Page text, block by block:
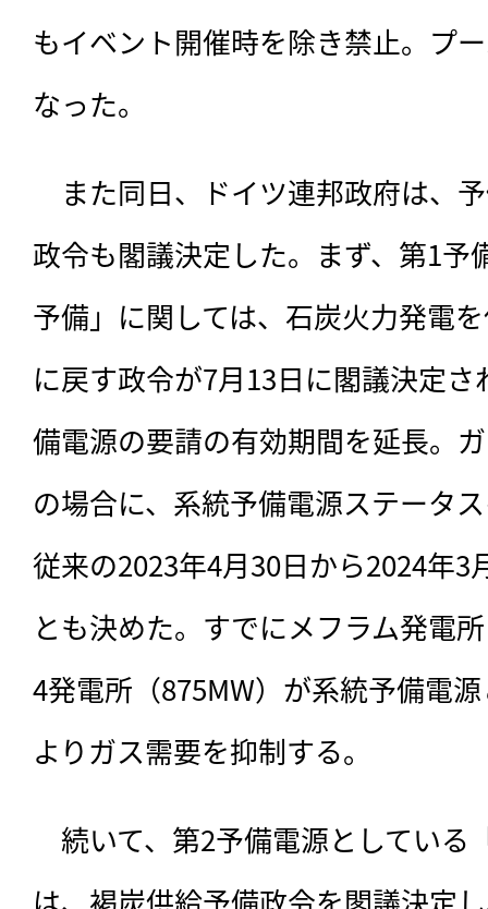
もイベント開催時を除き禁止。プ
なった。
また同日、ドイツ連邦政府は、
政令も閣議決定した。まず、第1予
予備」に関しては、石炭火力発電
に戻す政令が7月13日に閣議決定
備電源の要請の有効期間を延長。
の場合に、系統予備電源ステータ
従来の2023年4月30日から2024年3
とも決めた。すでにメフラム発電
4発電所（875MW）が系統予備電
よりガス需要を抑制する。
続いて、第2予備電源としている
は、褐炭供給予備政令を閣議決定